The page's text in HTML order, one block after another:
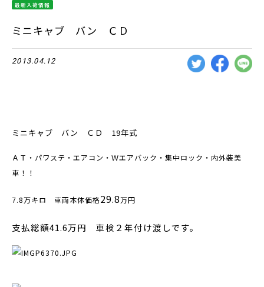
最新入荷情報
ミニキャブ バン ＣＤ
2013.04.12
ミニキャブ バン ＣＤ 19年式
ＡＴ・パワステ・エアコン・Ｗエアバック・集中ロック・内外装美
車！！
7.8万キロ 車両本体価格29.8万円
支払総額41.6万円 車検２年付け渡しです。